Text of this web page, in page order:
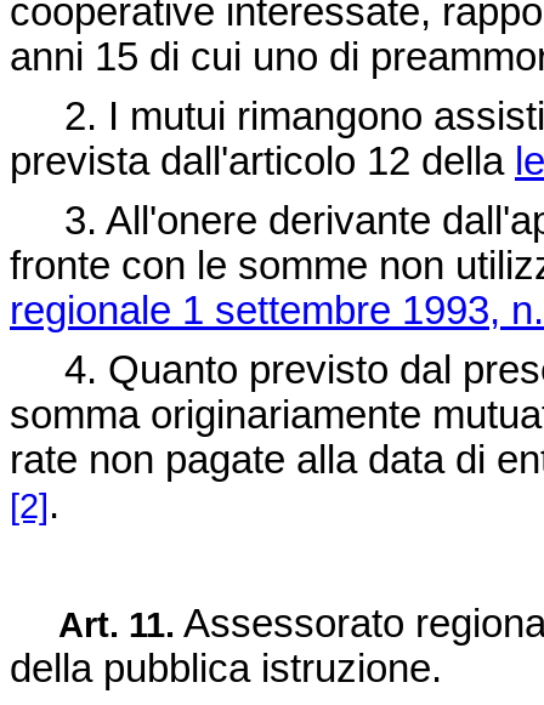
cooperative interessate,
anni 15 di cui uno di
2. I mutui rimangono
prevista dall'articolo 12 della
3. All'onere derivante
fronte con le somme non
regionale 1 settembre 1993,
4. Quanto previsto dal
somma originariamente
rate non pagate alla data di
[2].
Art. 11. Assessorato
della pubblica istruzione.